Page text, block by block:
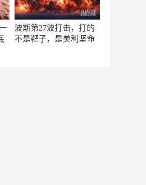
波斯第27波打击，打的
不是靶子，是美利坚命